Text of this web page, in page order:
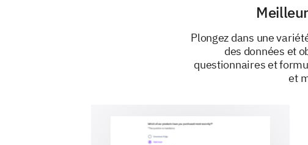
Plongez dans une
des données et
questionnaires et
et